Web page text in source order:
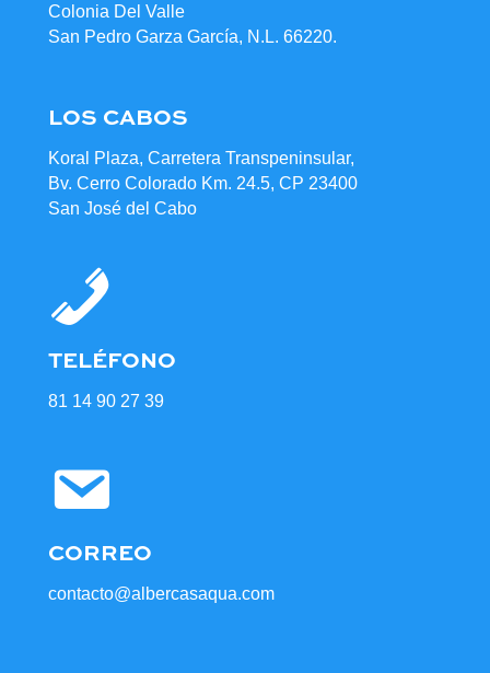
Colonia Del Valle
San Pedro Garza García, N.L. 66220.
LOS CABOS
Koral Plaza, Carretera Transpeninsular,
Bv. Cerro Colorado Km. 24.5, CP 23400
San José del Cabo
TELÉFONO
81 14 90 27 39
CORREO
contacto@albercasaqua.com